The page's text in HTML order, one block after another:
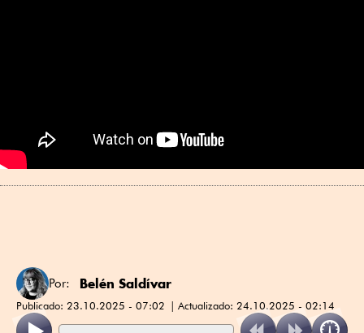
Por: Belén Saldívar
Publicado: 23.10.2025 - 07:02 Actualizado: 24.10.2025 - 02:14